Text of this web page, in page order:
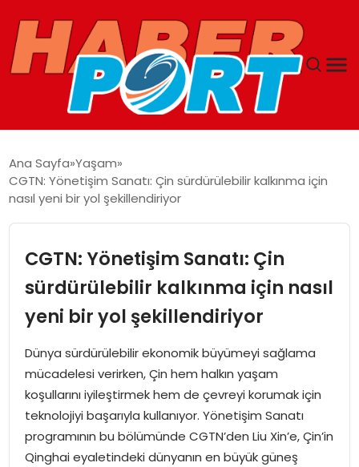
GUNCEL
SPOR
MAGAZIN
SPOR
EĞITIM
Ana Sayfa Yaşam
CGTN: Yönetişim Sanatı: Çin sürdürülebilir kalkınma için
nasıl yeni bir yol şekillendiriyor
CGTN: Yönetişim Sanatı: Çin
sürdürülebilir kalkınma için nasıl
yeni bir yol şekillendiriyor
Dünya sürdürülebilir ekonomik büyümeyi sağlama
mücadelesi verirken, Çin hem halkın yaşam
koşullarını iyileştirmek hem de çevreyi korumak için
teknolojiyi başarıyla kullanıyor. Yönetişim Sanatı
programının bu bölümünde CGTN’den Liu Xin’e, Çin’in
Qinghai eyaletindeki dünyanın en büyük güneş